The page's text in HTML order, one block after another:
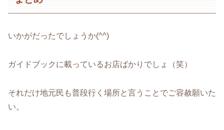
いかがだったでしょうか(^^)
ガイドブックに載っているお店ばかりでしょ（笑）
それだけ地元民も普段行く場所と言うことでご容赦願いた
い。